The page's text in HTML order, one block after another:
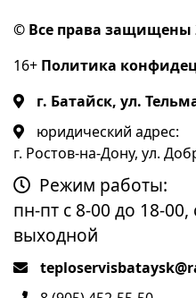
© Все права защищены
16+ Политика
г. Батайск, ул.
юридический адрес:
г. Ростов-на-Дону, ул.
Режим работы:
пн-пт с 8-00 до 18-00,
выходной